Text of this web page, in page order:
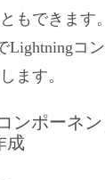
もできます。
Lightningコ
ます。
ンポーネ
成